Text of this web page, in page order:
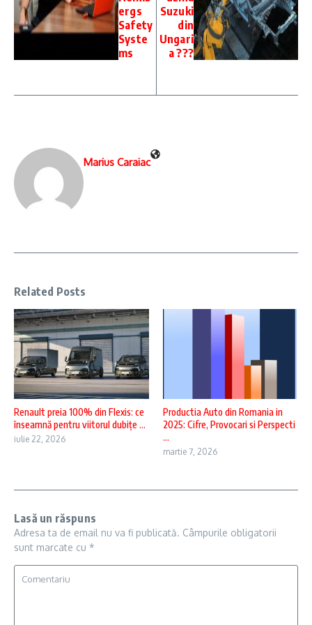
ergs
Safety
Syste
ms
Suzuki
din
Ungari
a ???
Marius Caraiac
Related Posts
Renault preia 100% din Flexis: ce
înseamnă pentru viitorul dubițe ...
iulie 22, 2026
Productia Auto din Romania in
2025: Cifre, Provocari si Perspecti
...
martie 7, 2026
Lasă un răspuns
Adresa ta de email nu va fi publicată. Câmpurile obligatorii
sunt marcate cu *